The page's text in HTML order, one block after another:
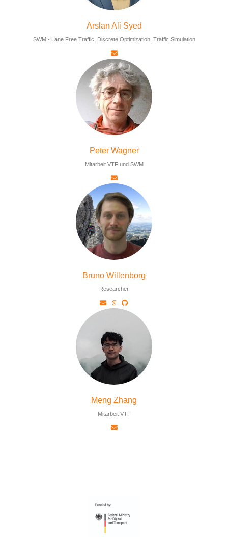
Arslan Ali Syed
SWM - Lane Free Traffic, Discrete Optimization, Traffic Simulation
Peter Wagner
Mitarbeit VTF und SWM
Bruno Willenborg
Researcher
Meng Zhang
Mitarbeit VTF